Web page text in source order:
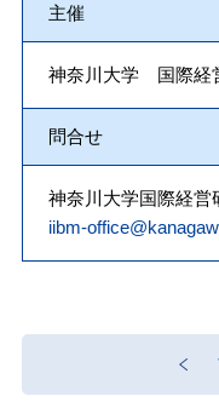
主催
神奈川大学 国際経
問合せ
神奈川大学国際経営
iibm-